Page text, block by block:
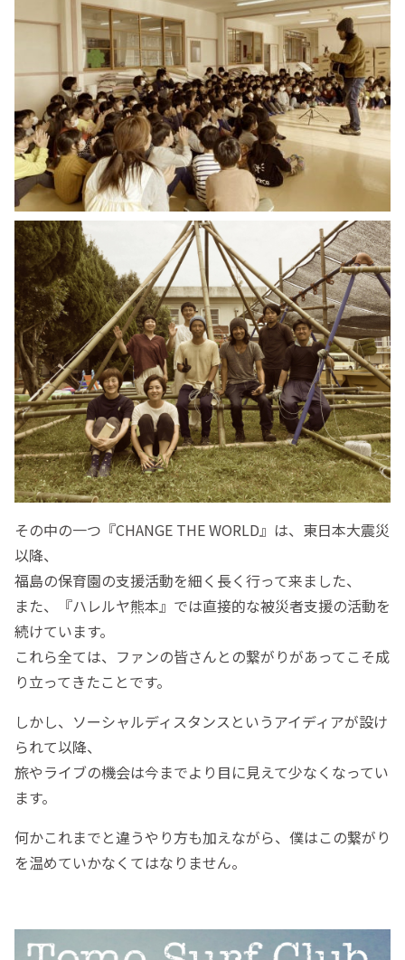
その中の一つ『CHANGE THE WORLD』は、東日本大震災
以降、
福島の保育園の支援活動を細く長く行って来ました、
また、『ハレルヤ熊本』では直接的な被災者支援の活動を
続けています。
これら全ては、ファンの皆さんとの繋がりがあってこそ成
り立ってきたことです。
しかし、ソーシャルディスタンスというアイディアが設け
られて以降、
旅やライブの機会は今までより目に見えて少なくなってい
ます。
何かこれまでと違うやり方も加えながら、僕はこの繋がり
を温めていかなくてはなりません。